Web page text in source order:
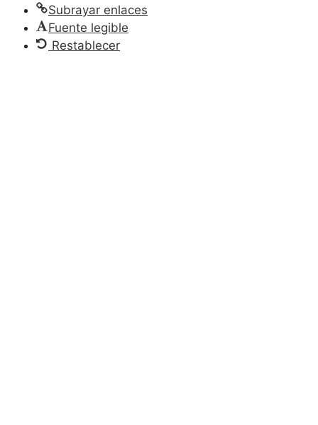
Subrayar enlaces
Fuente legible
Restablecer